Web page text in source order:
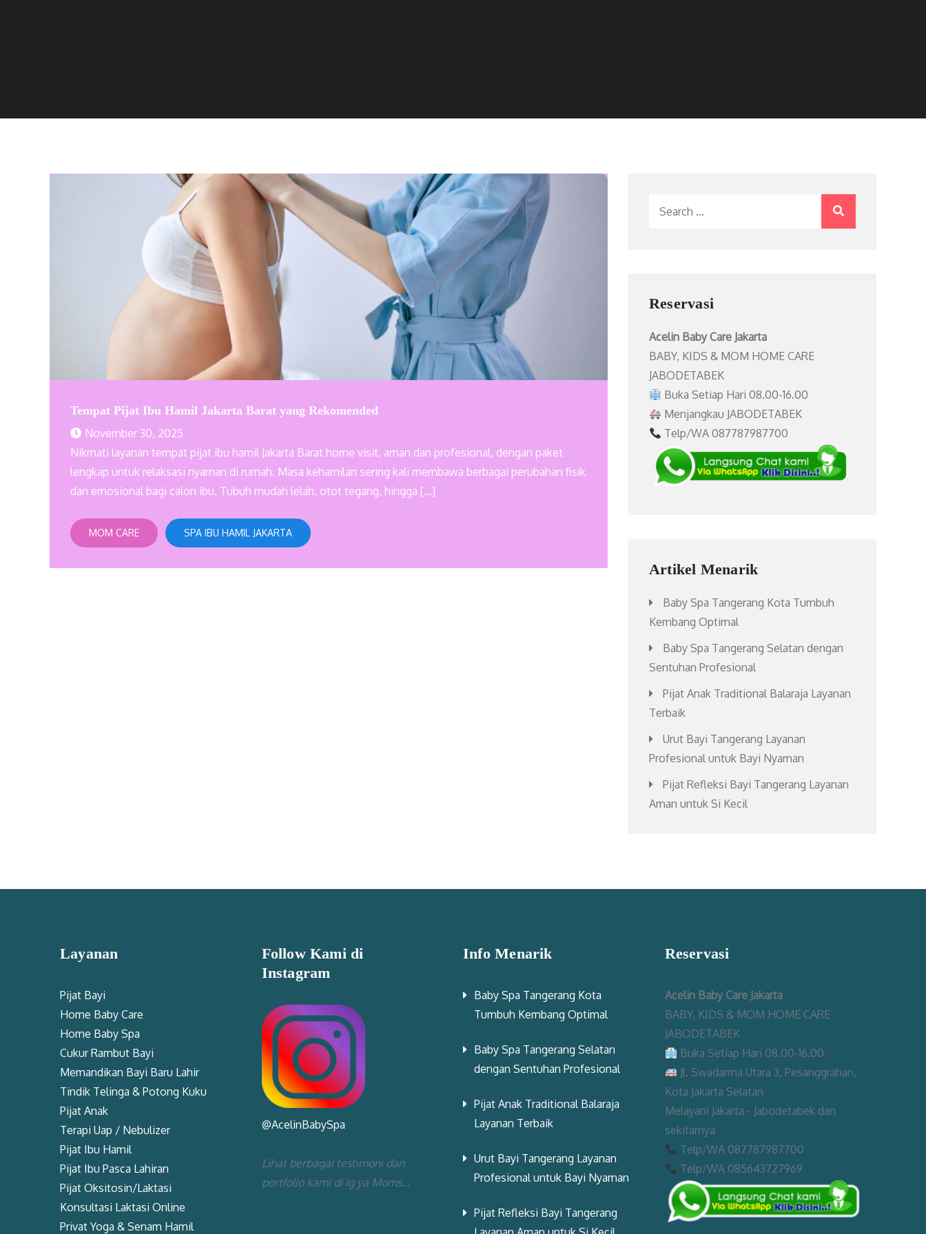
Tempat Pijat Ibu Hamil Jakarta Barat yang Rekomended
November 30, 2025
Nikmati layanan tempat pijat ibu hamil Jakarta Barat home visit, aman dan profesional, dengan paket
lengkap untuk relaksasi nyaman di rumah. Masa kehamilan sering kali membawa berbagai perubahan fisik
dan emosional bagi calon ibu. Tubuh mudah lelah, otot tegang, hingga […]
MOM CARE SPA IBU HAMIL JAKARTA
Reservasi
Acelin Baby Care Jakarta
BABY, KIDS & MOM HOME CARE
JABODETABEK
Buka Setiap Hari 08.00-16.00
Menjangkau JABODETABEK
Telp/WA 087787987700
Artikel Menarik
Baby Spa Tangerang Kota Tumbuh
Kembang Optimal
Baby Spa Tangerang Selatan dengan
Sentuhan Profesional
Pijat Anak Traditional Balaraja Layanan
Terbaik
Urut Bayi Tangerang Layanan
Profesional untuk Bayi Nyaman
Pijat Refleksi Bayi Tangerang Layanan
Aman untuk Si Kecil
Layanan
Pijat Bayi
Home Baby Care
Home Baby Spa
Cukur Rambut Bayi
Memandikan Bayi Baru Lahir
Tindik Telinga & Potong Kuku
Pijat Anak
Terapi Uap / Nebulizer
Pijat Ibu Hamil
Pijat Ibu Pasca Lahiran
Pijat Oksitosin/Laktasi
Konsultasi Laktasi Online
Privat Yoga & Senam Hamil
Follow Kami di
Instagram
@AcelinBabySpa
Lihat berbagai testimoni dan
portfolio kami di ig ya Moms...
Info Menarik
Baby Spa Tangerang Kota
Tumbuh Kembang Optimal
Baby Spa Tangerang Selatan
dengan Sentuhan Profesional
Pijat Anak Traditional Balaraja
Layanan Terbaik
Urut Bayi Tangerang Layanan
Profesional untuk Bayi Nyaman
Pijat Refleksi Bayi Tangerang
Reservasi
Acelin Baby Care Jakarta
BABY, KIDS & MOM HOME CARE
JABODETABEK
Buka Setiap Hari 08.00-16.00
Jl. Swadarma Utara 3, Pesanggrahan,
Kota Jakarta Selatan
Melayani Jakarta - Jabodetabek dan
sekitarnya
Telp/WA 087787987700
Telp/WA 085643727969